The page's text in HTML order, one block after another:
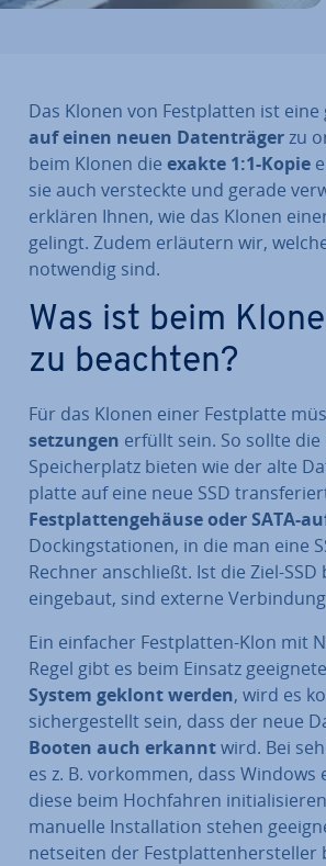
Das Klonen von Fest­plat­ten ist
auf einen neuen Da­ten­trä­gerzu
beim Klonen die exakte 1:1-Kopie
sie auch ver­steck­te und gerade
erklären Ihnen, wie das Klonen
gelingt. Zudem erläutern wir,
notwendig sind.
Was ist beim
zu beachten?
Für das Klonen einer Fest­plat­te
set­zun­gen erfüllt sein. So sollte
Spei­cher­platz bieten wie der alte
plat­te auf eine neue SSD
Fest­plat­ten­ge­häu­se oder SATA-
Do­cking­sta­tio­nen, in die man eine
Rechner an­schließt. Ist die Ziel-
eingebaut, sind externe
Ein einfacher Fest­plat­ten-Klon mit
Regel gibt es beim Einsatz
System geklont werden, wird es
si­cher­ge­stellt sein, dass der neue
Booten auch erkanntwird. Bei
es z. B. vorkommen, dass
diese beim Hoch­fah­ren
manuelle In­stal­la­ti­on stehen
net­sei­ten der Fest­plat­ten­her­stel­ler